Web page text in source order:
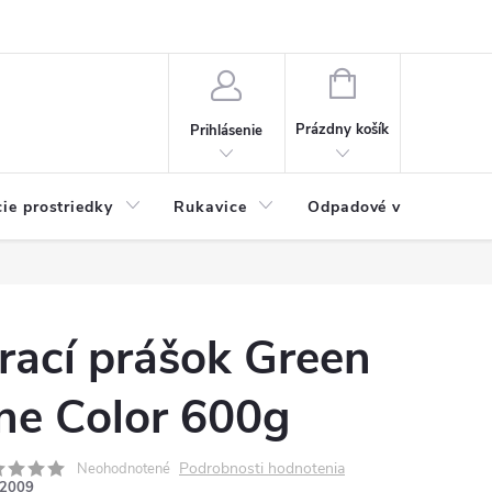
Prihlásenie
NÁKUPNÝ
Prázdny košík
prostriedky Rukavice Odpadové vrecia
prášok Green
Color 600g
Neohodnotené Podrobnosti hodnotenia
2009